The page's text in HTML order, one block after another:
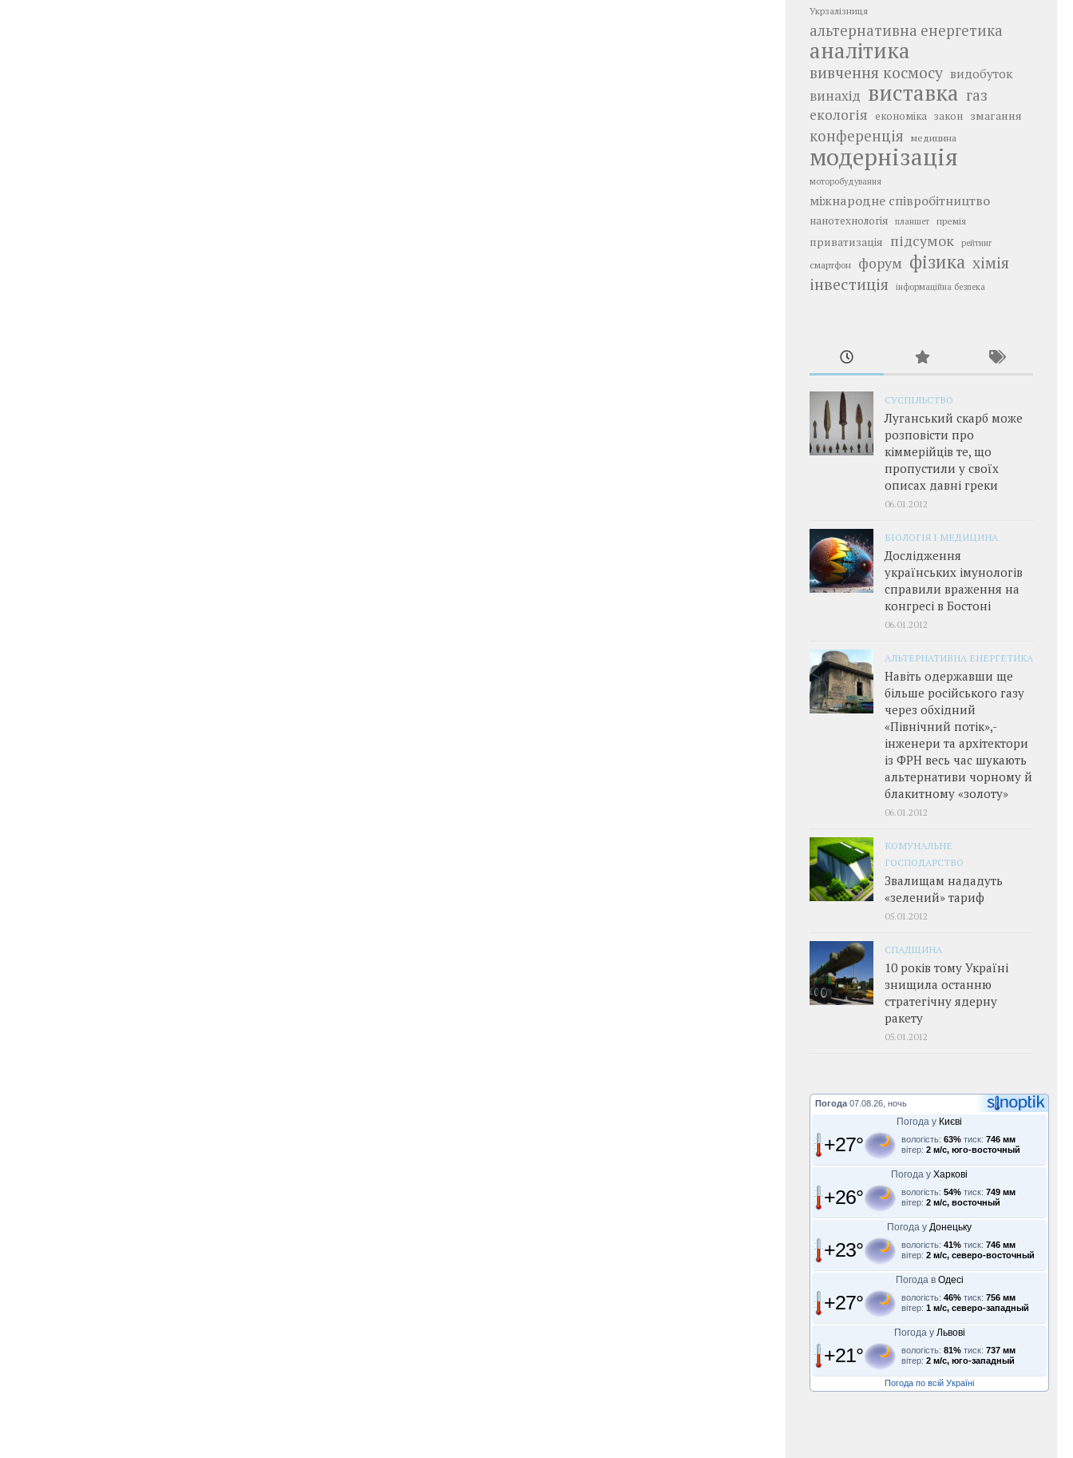
Укрзалізниця
альтернативна енергетика
аналітика
вивчення космосу видобуток
винахід виставка газ
екологія економіка закон змагання
конференція медицина
модернізація
моторобудування
міжнародне співробітництво
нанотехнологія планшет премія
приватизація підсумок рейтинг
смартфон форум фізика хімія
інвестиція інформаційна безпека
СУСПІЛЬСТВО
Луганський скарб може
розповісти про
кіммерійців те, що
пропустили у своїх
описах давні греки
06.01.2012
БІОЛОГІЯ І МЕДИЦИНА
Дослідження
українських імунологів
справили враження на
конгресі в Бостоні
06.01.2012
АЛЬТЕРНАТИВНА ЕНЕРГЕТИКА
Навіть одержавши ще
більше російського газу
через обхідний
«Північний потік»,­
інженери та архітектори
із ФРН весь час шукають
альтернативи чорному й
блакитному «золоту»
06.01.2012
КОМУНАЛЬНЕ
ГОСПОДАРСТВО
Звалищам нададуть
«зелений» тариф
05.01.2012
СПАДЩИНА
10 років тому Україні
знищила останню
стратегічну ядерну
ракету
05.01.2012
Погода 07.08.26, ночь
Погода у Києві
+27° вологість: 63% тиск: 746 мм
вітер: 2 м/с, юго-восточный
Погода у Харкові
+26° вологість: 54% тиск: 749 мм
вітер: 2 м/с, восточный
Погода у Донецьку
+23° вологість: 41% тиск: 746 мм
вітер: 2 м/с, северо-восточный
Погода в Одесі
+27° вологість: 46% тиск: 756 мм
вітер: 1 м/с, северо-западный
Погода у Львові
+21° вологість: 81% тиск: 737 мм
вітер: 2 м/с, юго-западный
Погода по всій Україні